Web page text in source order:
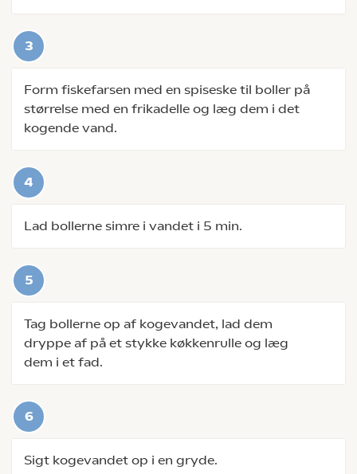
Form fiskefarsen med en spiseske til boller på
størrelse med en frikadelle og læg dem i det
kogende vand.
Lad bollerne simre i vandet i 5 min.
Tag bollerne op af kogevandet, lad dem
dryppe af på et stykke køkkenrulle og læg
dem i et fad.
Sigt kogevandet op i en gryde.